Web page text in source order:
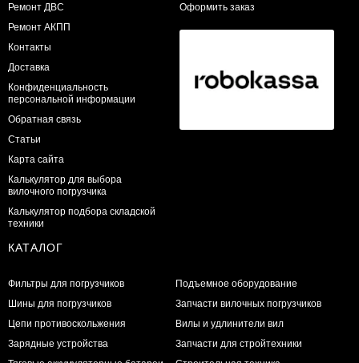
​Ремонт ДВС
Ремонт АКПП
Контакты
Доставка
Конфиденциальность
персональной информации
Обратная связь
Статьи
Карта сайта
Калькулятор для выбора
вилочного погрузчика
Калькулятор подбора складской
техники
Оформить заказ
КАТАЛОГ
Фильтры для погрузчиков
Шины для погрузчиков
Цепи противоскольжения
Зарядные устройства
Подъемное оборудование
Запчасти вилочных погрузчиков
Вилы и удлинители вил
Запчасти для стройтехники